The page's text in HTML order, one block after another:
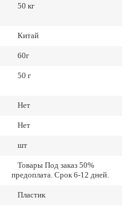
50 кг
Китай
60г
50 г
Нет
Нет
шт
Товары Под заказ 50%
предоплата. Срок 6-12 дней.
Пластик